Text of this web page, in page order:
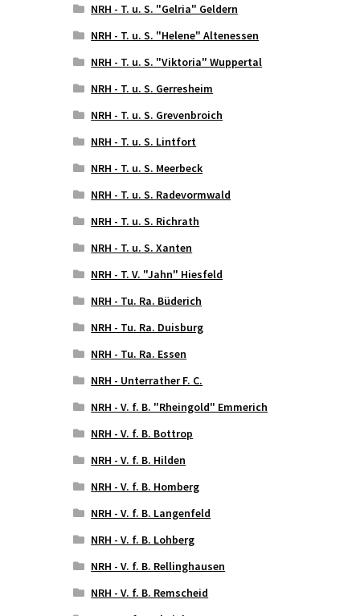
NRH - T. u. S. "Gelria" Geldern
NRH - T. u. S. "Helene" Altenessen
NRH - T. u. S. "Viktoria" Wuppertal
NRH - T. u. S. Gerresheim
NRH - T. u. S. Grevenbroich
NRH - T. u. S. Lintfort
NRH - T. u. S. Meerbeck
NRH - T. u. S. Radevormwald
NRH - T. u. S. Richrath
NRH - T. u. S. Xanten
NRH - T. V. "Jahn" Hiesfeld
NRH - Tu. Ra. Büderich
NRH - Tu. Ra. Duisburg
NRH - Tu. Ra. Essen
NRH - Unterrather F. C.
NRH - V. f. B. "Rheingold" Emmerich
NRH - V. f. B. Bottrop
NRH - V. f. B. Hilden
NRH - V. f. B. Homberg
NRH - V. f. B. Langenfeld
NRH - V. f. B. Lohberg
NRH - V. f. B. Rellinghausen
NRH - V. f. B. Remscheid